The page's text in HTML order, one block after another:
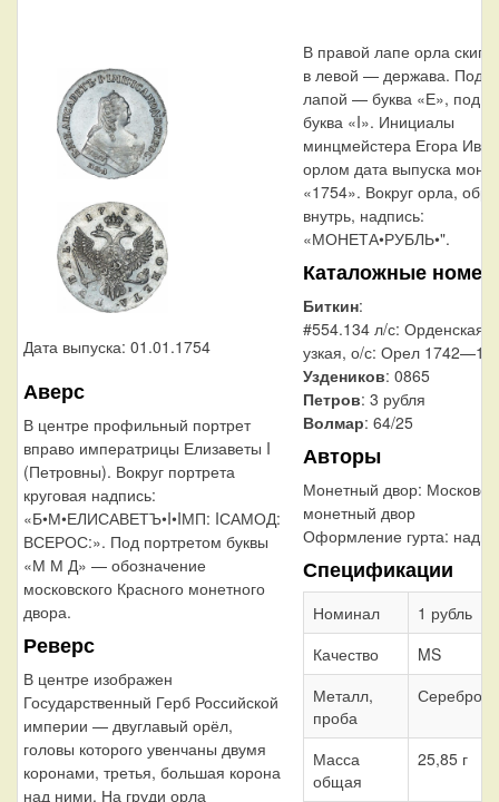
Дата выпуска: 01.01.1754
Аверс
В центре профильный портрет
вправо императрицы Елизаветы I
(Петровны). Вокруг портрета
круговая надпись:
«Б•М•ЕЛИСАВЕТЪ•I•IМП: IСАМОД:
ВСЕРОС:». Под портретом буквы
«М М Д» — обозначение
московского Красного монетного
двора.
Реверс
В центре изображен
Государственный Герб Российской
империи — двуглавый орёл,
головы которого увенчаны двумя
коронами, третья, большая корона
над ними. На груди орла
В правой лапе орла
в левой — держава. Под
лапой — буква «Е», под
буква «I». Инициалы
минцмейстера Егора
орлом дата выпуска
«1754». Вокруг орла,
внутрь, надпись:
«МОНЕТА•РУБЛЬ•".
Каталожные
Биткин:
#554.134 л/с: Орденская
узкая, о/с: Орел
Уздеников: 0865
Петров: 3 рубля
Волмар: 64/25
Авторы
Монетный двор:
монетный двор
Оформление гурта:
Спецификации
Номинал
1 рубль
Качество
MS
Металл,
проба
Серебро
Масса
общая
25,85 г